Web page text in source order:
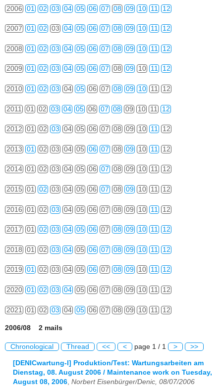
2006 01 02 03 04 05 06 07 08 09 10 11 12
2007 01 02 03 04 05 06 07 08 09 10 11 12
2008 01 02 03 04 05 06 07 08 09 10 11 12
2009 01 02 03 04 05 06 07 08 09 10 11 12
2010 01 02 03 04 05 06 07 08 09 10 11 12
2011 01 02 03 04 05 06 07 08 09 10 11 12
2012 01 02 03 04 05 06 07 08 09 10 11 12
2013 01 02 03 04 05 06 07 08 09 10 11 12
2014 01 02 03 04 05 06 07 08 09 10 11 12
2015 01 02 03 04 05 06 07 08 09 10 11 12
2016 01 02 03 04 05 06 07 08 09 10 11 12
2017 01 02 03 04 05 06 07 08 09 10 11 12
2018 01 02 03 04 05 06 07 08 09 10 11 12
2019 01 02 03 04 05 06 07 08 09 10 11 12
2020 01 02 03 04 05 06 07 08 09 10 11 12
2021 01 02 03 04 05 06 07 08 09 10 11 12
2006/08 2 mails
Chronological Thread << < page 1 / 1 > >>
[DENICwartung-l] Produktion/Test: Wartungsarbeiten am
Dienstag, 08. August 2006 / Maintenance work on Tuesday,
August 08, 2006 Norbert Eisenbürger/Denic, 08/07/2006